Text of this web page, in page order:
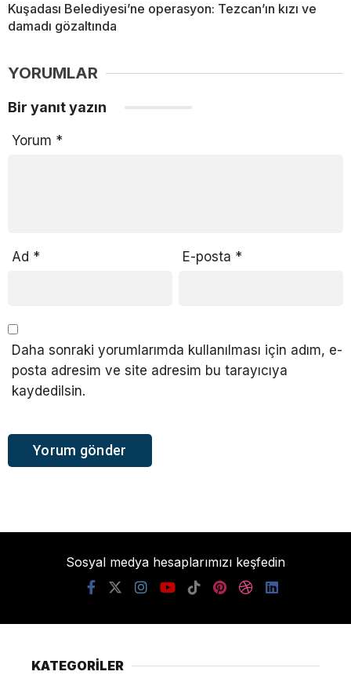
Kuşadası Belediyesi’ne operasyon: Tezcan’ın kızı ve
damadı gözaltında
YORUMLAR
Bir yanıt yazın
Yorum *
Ad * E-posta *
Daha sonraki yorumlarımda kullanılması için adım, e-
posta adresim ve site adresim bu tarayıcıya
kaydedilsin.
Sosyal medya hesaplarımızı keşfedin
KATEGORİLER